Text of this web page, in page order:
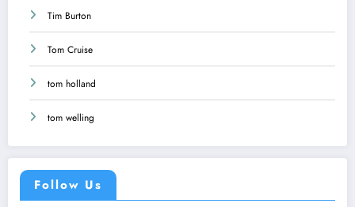
Tim Burton
Tom Cruise
tom holland
tom welling
Follow Us